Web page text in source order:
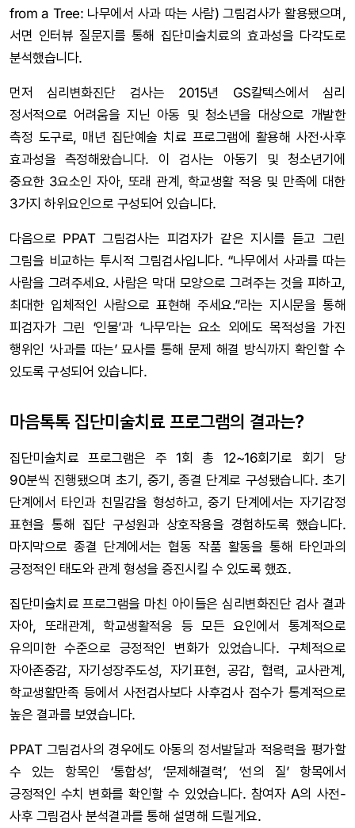
from a Tree: 나무에서 사과 따는 사람) 그림검사가 활용됐으며,
서면 인터뷰 질문지를 통해 집단미술치료의 효과성을 다각도로
분석했습니다.
먼저 심리변화진단 검사는 2015년 GS칼텍스에서 심리
정서적으로 어려움을 지닌 아동 및 청소년을 대상으로 개발한
측정 도구로, 매년 집단예술 치료 프로그램에 활용해 사전·사후
효과성을 측정해왔습니다. 이 검사는 아동기 및 청소년기에
중요한 3요소인 자아, 또래 관계, 학교생활 적응 및 만족에 대한
3가지 하위요인으로 구성되어 있습니다.
다음으로 PPAT 그림검사는 피검자가 같은 지시를 듣고 그린
그림을 비교하는 투시적 그림검사입니다. “나무에서 사과를 따는
사람을 그려주세요. 사람은 막대 모양으로 그려주는 것을 피하고,
최대한 입체적인 사람으로 표현해 주세요.”라는 지시문을 통해
피검자가 그린 ‘인물’과 ‘나무’라는 요소 외에도 목적성을 가진
행위인 ‘사과를 따는’ 묘사를 통해 문제 해결 방식까지 확인할 수
있도록 구성되어 있습니다.
마음톡톡 집단미술치료 프로그램의 결과는?
집단미술치료 프로그램은 주 1회 총 12~16회기로 회기 당
90분씩 진행됐으며 초기, 중기, 종결 단계로 구성됐습니다. 초기
단계에서 타인과 친밀감을 형성하고, 중기 단계에서는 자기감정
표현을 통해 집단 구성원과 상호작용을 경험하도록 했습니다.
마지막으로 종결 단계에서는 협동 작품 활동을 통해 타인과의
긍정적인 태도와 관계 형성을 증진시킬 수 있도록 했죠.
집단미술치료 프로그램을 마친 아이들은 심리변화진단 검사 결과
자아, 또래관계, 학교생활적응 등 모든 요인에서 통계적으로
유의미한 수준으로 긍정적인 변화가 있었습니다. 구체적으로
자아존중감, 자기성장주도성, 자기표현, 공감, 협력, 교사관계,
학교생활만족 등에서 사전검사보다 사후검사 점수가 통계적으로
높은 결과를 보였습니다.
PPAT 그림검사의 경우에도 아동의 정서발달과 적응력을 평가할
수 있는 항목인 ‘통합성’, ‘문제해결력’, ‘선의 질’ 항목에서
긍정적인 수치 변화를 확인할 수 있었습니다. 참여자 A의 사전-
사후 그림검사 분석결과를 통해 설명해 드릴게요.